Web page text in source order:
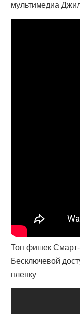
мультимедиа
Топ фишек
Бесключевой
пленку